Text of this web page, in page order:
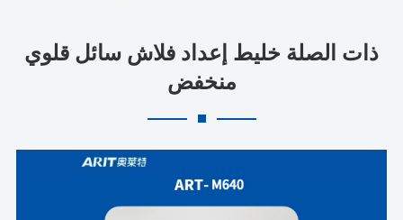
ذات الصلة خليط إعداد فلاش سائل قلوي
منخفض